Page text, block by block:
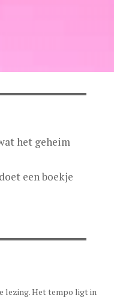
het geheim
een boekje
lezing. Het tempo ligt in